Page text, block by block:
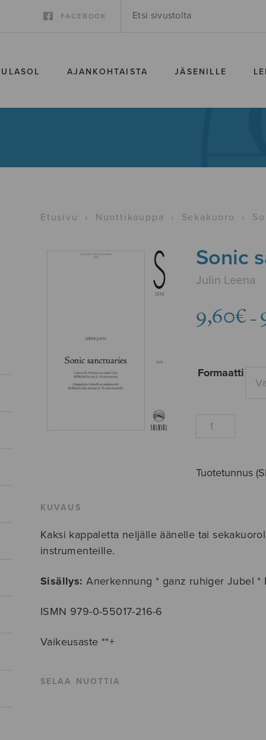
FACEBOOK
AJANKOHTAISTA JÄSENILLE
Etusivu › Nuottikauppa › Sekakuoro ›
Sonic
Julin Leena
9,60€ –
Formaatti
Sonic
Tuotetunnus
KUVAUS
Kaksi kappaletta neljälle äänelle tai
instrumenteille.
Sisällys: Anerkennung * ganz ruhiger Jubel *
ISMN 979-0-55017-216-6
Vaikeusaste **+
SELAA NUOTTIA